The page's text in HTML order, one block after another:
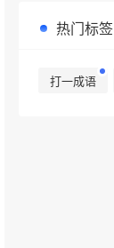
热门标签
打一成语